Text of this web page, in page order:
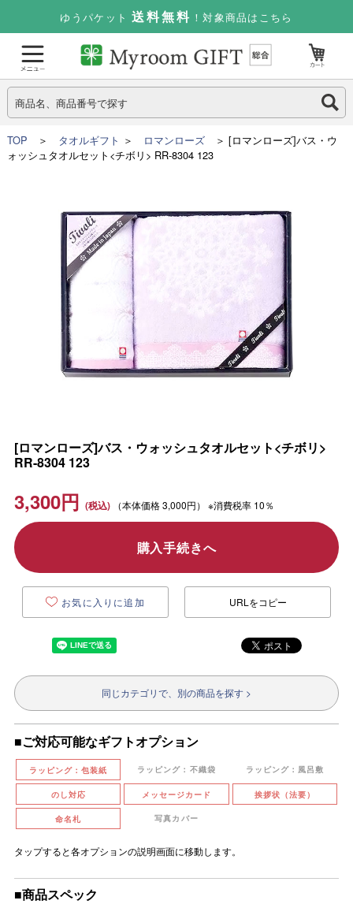
ゆうパケット 送料無料 ！対象商品はこちら
TOP ＞ タオルギフト ＞ ロマンローズ＞ [ロマンローズ]バス・ウ
ォッシュタオルセット<チボリ> RR-8304 123
[ロマンローズ]バス・ウォッシュタオルセット<チボリ>
RR-8304 123
3,300円 （本体価格3,000円） ※消費税率 10％
購入手続きへ
お気に入りに追加 URLをコピー
同じカテゴリで、別の商品を探す >
■ご対応可能なギフトオプション
ラッピング：包装紙 ラッピング：不織袋 ラッピング：風呂敷
のし対応 メッセージカード 挨拶状（法要）
命名札 写真カバー
タップすると各オプションの説明画面に移動します。
■商品スペック